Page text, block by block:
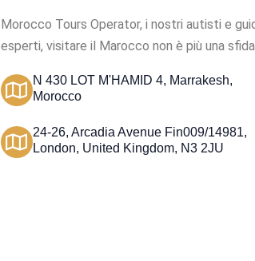
Morocco Tours Operator, i nostri autisti e
esperti, visitare il Marocco non è più una sfida.
N 430 LOT M'HAMID 4, Marrakesh,
Morocco
24-26, Arcadia Avenue Fin009/14981,
London, United Kingdom, N3 2JU